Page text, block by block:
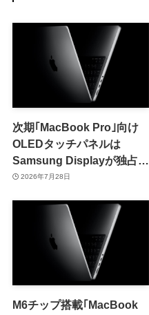
次期｢MacBook Pro｣向け
OLEDタッチパネルは
Samsung Displayが独占供
給へ ｰ 来月より量産開始か
2026年7月28日
M6チップ搭載｢MacBook